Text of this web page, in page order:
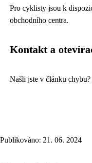
Pro cyklisty jsou k
obchodního centra.
Kontakt a
Našli jste v článku chybu?
Publikováno: 21. 06. 2024